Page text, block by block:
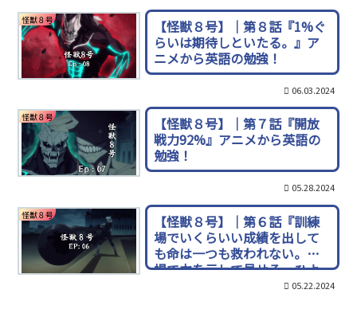
怪獣８号
【怪獣８号】｜第８話『1%ぐ
らいは期待しといたる。』ア
ニメから英語の勉強！
06.03.2024
怪獣８号
【怪獣８号】｜第７話『開放
戦力92%』アニメから英語の
勉強！
05.28.2024
怪獣８号
【怪獣８号】｜第６話『訓練
場でいくらいい成績を出して
も命は一つも救われない。戦
場で力を示して見せろ。ひよ
こども！』アニメから英語の
05.22.2024